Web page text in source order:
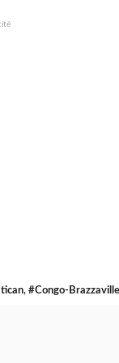
, #Congo-Brazzaville